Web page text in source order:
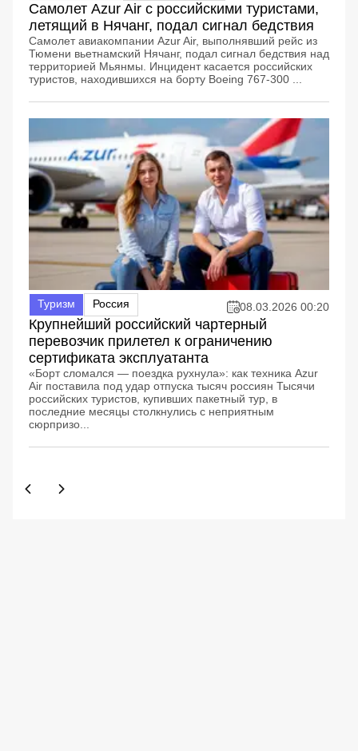
Самолет Azur Air с российскими туристами,
летящий в Нячанг, подал сигнал бедствия
Самолет авиакомпании Azur Air, выполнявший рейс из
Тюмени вьетнамский Нячанг, подал сигнал бедствия над
территорией Мьянмы. Инцидент касается российских
туристов, находившихся на борту Boeing 767-300 ...
Туризм Россия 08.03.2026 00:20
Крупнейший российский чартерный
перевозчик прилетел к ограничению
сертификата эксплуатанта
«Борт сломался — поездка рухнула»: как техника Azur
Air поставила под удар отпуска тысяч россиян Тысячи
российских туристов, купивших пакетный тур, в
последние месяцы столкнулись с неприятным
сюрпризо...